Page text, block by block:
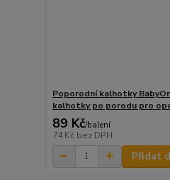
Poporodní kalhotky
kalhotky po porodu pro
89 Kč/balení
74 Kč bez DPH
Přidat